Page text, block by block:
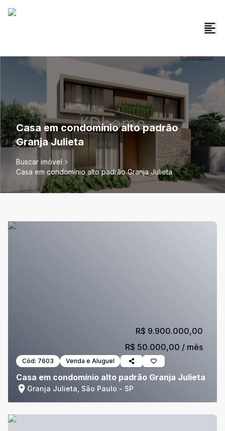
Casa em condomínio alto padrão
Granja Julieta
Buscar imóvel
Casa em condomínio alto padrão Granja Julieta
Cód: 7603 Venda e Aluguel
Casa em condomínio alto padrão Granja Julieta
Granja Julieta, São Paulo - SP
R$ 9.900.000,00
R$ 50.000,00 / mês